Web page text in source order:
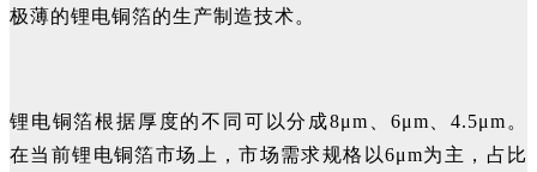
极薄的锂电铜箔的生产制造技术。
锂电铜箔根据厚度的不同可以分成8μm、6μm、4.5μm。
在当前锂电铜箔市场上，市场需求规格以6μm为主，占比